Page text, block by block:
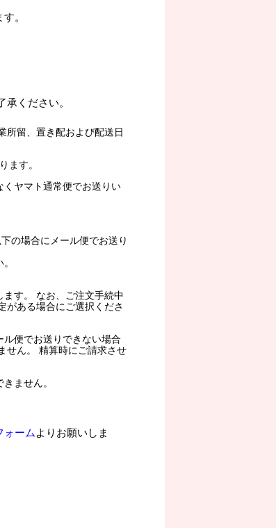
。
ください。
所留、置き配および配送日
ます。
ヤマト通常便でお送りい
の場合にメール便でお送り
す。 なお、ご注文手続中
がある場合にご選択くださ
便でお送りできない場合
せん。 精算時にご請求させ
ません。
ォームよりお願いしま